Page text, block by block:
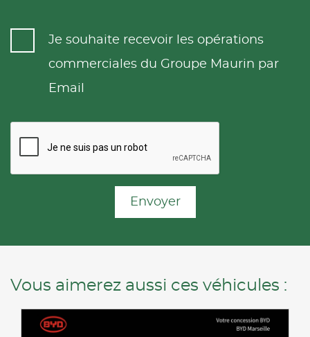
Je souhaite recevoir les opérations
commerciales du Groupe Maurin par
Email
Envoyer
Vous aimerez aussi ces véhicules :